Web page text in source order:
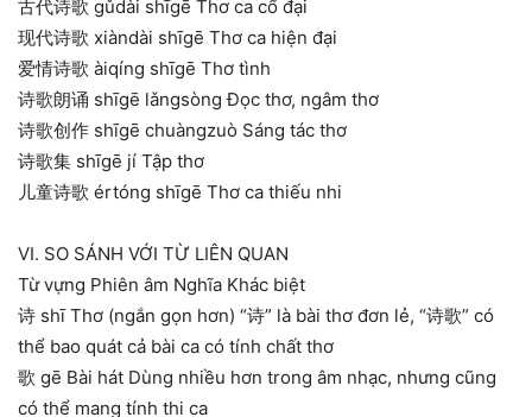
古代诗歌 gǔdài shīgē Thơ ca cổ đại
现代诗歌 xiàndài shīgē Thơ ca hiện đại
爱情诗歌 àiqíng shīgē Thơ tình
诗歌朗诵 shīgē lǎngsòng Đọc thơ, ngâm thơ
诗歌创作 shīgē chuàngzuò Sáng tác thơ
诗歌集 shīgē jí Tập thơ
儿童诗歌 értóng shīgē Thơ ca thiếu nhi
VI. SO SÁNH VỚI TỪ LIÊN QUAN
Từ vựng Phiên âm Nghĩa Khác biệt
诗 shī Thơ (ngắn gọn hơn) “诗” là bài thơ đơn lẻ, “诗歌” có
thể bao quát cả bài ca có tính chất thơ
歌 gē Bài hát Dùng nhiều hơn trong âm nhạc, nhưng cũng
có thể mang tính thi ca